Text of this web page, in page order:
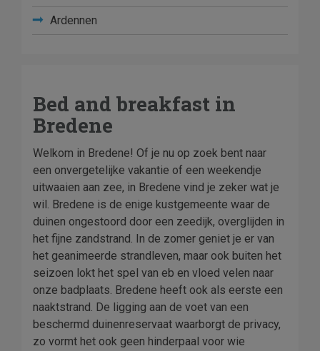
Ardennen
Bed and breakfast in
Bredene
Welkom in Bredene! Of je nu op zoek bent naar
een onvergetelijke vakantie of een weekendje
uitwaaien aan zee, in Bredene vind je zeker wat je
wil. Bredene is de enige kustgemeente waar de
duinen ongestoord door een zeedijk, overglijden in
het fijne zandstrand. In de zomer geniet je er van
het geanimeerde strandleven, maar ook buiten het
seizoen lokt het spel van eb en vloed velen naar
onze badplaats. Bredene heeft ook als eerste een
naaktstrand. De ligging aan de voet van een
beschermd duinenreservaat waarborgt de privacy,
zo vormt het ook geen hinderpaal voor wie